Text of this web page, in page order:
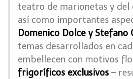
teatro de marionetas y del
así como importantes
Domenico Dolce y Stefano
temas desarrollados en
embellecen con motivos
frigoríficos exclusivos –